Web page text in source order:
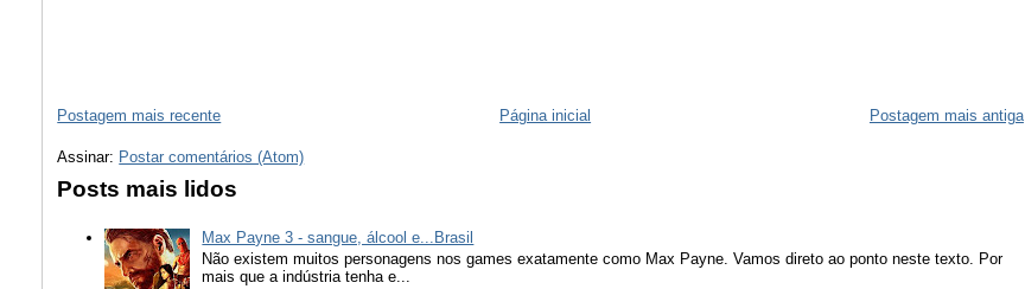
Postagem mais recente Postagem mais antiga
Página inicial
Assinar: Postar comentários (Atom)
Posts mais lidos
Max Payne 3 - sangue, álcool e...Brasil
Não existem muitos personagens nos games exatamente como Max Payne. Vamos direto ao ponto neste texto. Por
mais que a indústria tenha e...